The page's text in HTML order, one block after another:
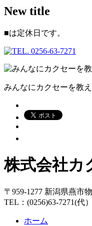
New title
■は定休日です。
みんなにカクセーを教え
株式会社カ
〒959-1277 新潟県燕市
TEL：(0256)63-7271(代
ホーム